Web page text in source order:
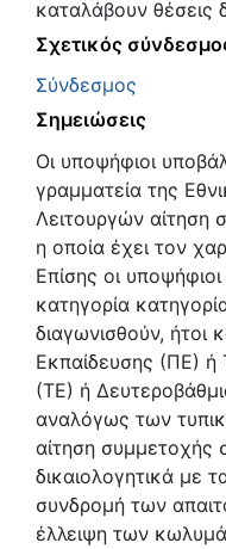
καταλάβουν θέσεις
Σχετικός
Σύνδεσμος
Σημειώσεις
Οι υποψήφιοι
γραμματεία της
Λειτουργών αίτηση
η οποία έχει τον
Επίσης οι
κατηγορία
διαγωνισθούν, ήτοι
Εκπαίδευσης (ΠΕ) ή
(ΤΕ) ή
αναλόγως των
αίτηση συμμετοχής
δικαιολογητικά με
συνδρομή των
έλλειψη των